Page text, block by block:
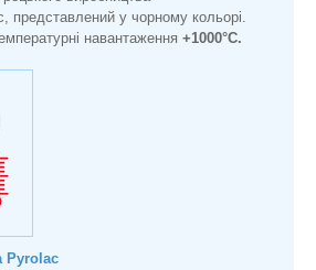
представлений у чорному кольорі.
навантаження +1000°С.
Pyrolac